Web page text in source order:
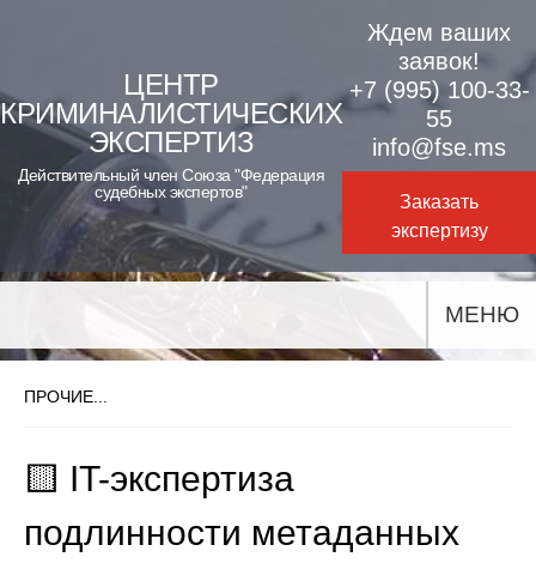
content
ЦЕНТР
КРИМИНАЛИСТИЧЕСКИХ
ЭКСПЕРТИЗ
Действительный член Союза "Федерация
судебных экспертов"
Ждем ваших
заявок!
+7 (995) 100-33-
55
info@fse.ms
Заказать
экспертизу
МЕНЮ
ПРОЧИЕ...
🟨 IT-экспертиза
подлинности метаданных